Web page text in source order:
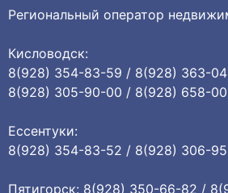
Региональный оператор
Кисловодск:
8(928) 354-83-59 / 8(928) 363-
8(928) 305-90-00 / 8(928) 658-
Ессентуки:
8(928) 354-83-52 / 8(928) 306-
Пятигорск: 8(928) 350-66-82 /